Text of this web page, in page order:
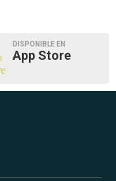
DISPONIBLE EN
App Store